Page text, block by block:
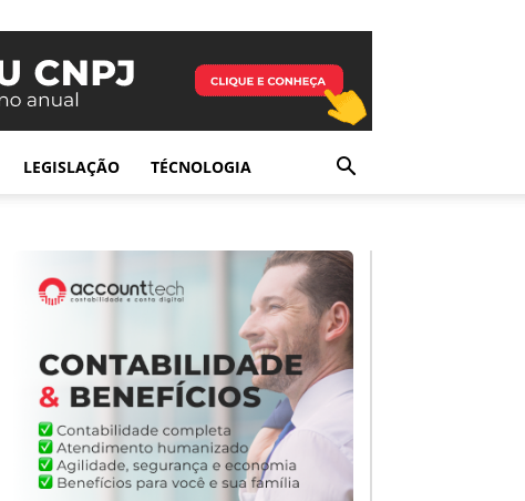
LEGISLAÇÃO TÉCNOLOGIA